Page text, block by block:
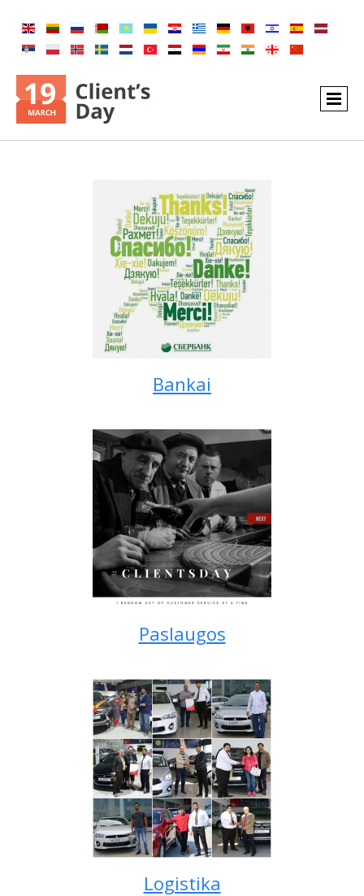
Bankai
Paslaugos
Logistika